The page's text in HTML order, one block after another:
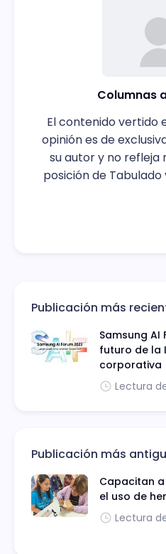
Columnas
El contenido vertido
opinión es de
su autor y no
posición de
Publicación más
Samsung AI
futuro de la
corporativa
Lectura
Publicación más
Capacitan
el uso de
Lectura